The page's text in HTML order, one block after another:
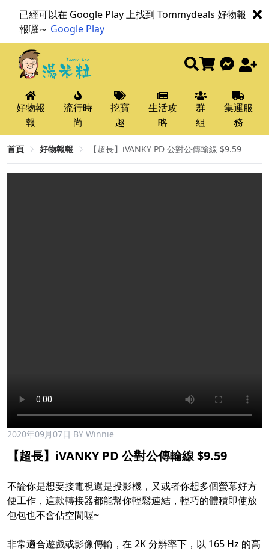
已經可以在 Google Play 上找到 Tommydeals 好物報
報囉～ Google Play
好物報
報
流行時
尚
挖寶
趣
生活攻
略
群
組
集運服
務
首頁 好物報報 【超長】iVANKY PD 公對公傳輸線 $9.59
2020年09月07日 BY Winnie
【超長】iVANKY PD 公對公傳輸線 $9.59
不論你是想要接電視還是投影機，又或者你想多個螢幕好方
便工作，這款轉接器都能幫你輕鬆連結，輕巧的體積即使放
包包也不會佔空間喔~
非常適合遊戲或影像傳輸，在 2K 分辨率下，以 165 Hz 的高